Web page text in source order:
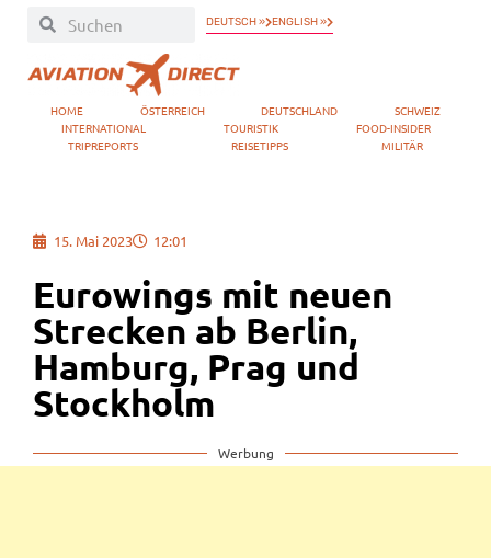
DEUTSCH » ENGLISH »
HOME ÖSTERREICH DEUTSCHLAND
SCHWEIZ
INTERNATIONAL
TOURISTIK
FOOD-INSIDER
TRIPREPORTS
REISETIPPS MILITÄR
15. Mai 2023 12:01
Eurowings mit neuen
Strecken ab Berlin,
Hamburg, Prag und
Stockholm
Werbung